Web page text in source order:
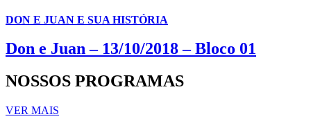
DON E JUAN E SUA HISTÓRIA
Don e Juan – 13/10/2018 – Bloco 01
NOSSOS PROGRAMAS
VER MAIS